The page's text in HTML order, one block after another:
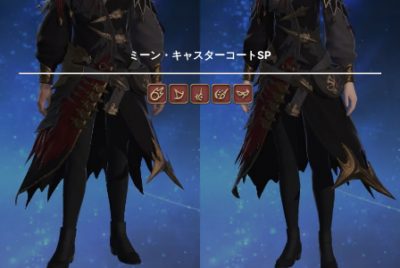
ミーン・キャスターコートSP